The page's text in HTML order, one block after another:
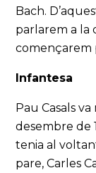
Bach.
parlarem a la
començarem
Infantesa
Pau Casals
desembre de
tenia al
pare, Carles